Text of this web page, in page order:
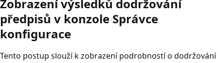
Zobrazení výsledků dodržování
předpisů v konzole Správce
konfigurace
Tento postup slouží k zobrazení podrobností o dodržování